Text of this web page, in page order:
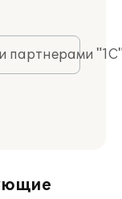
партнерами